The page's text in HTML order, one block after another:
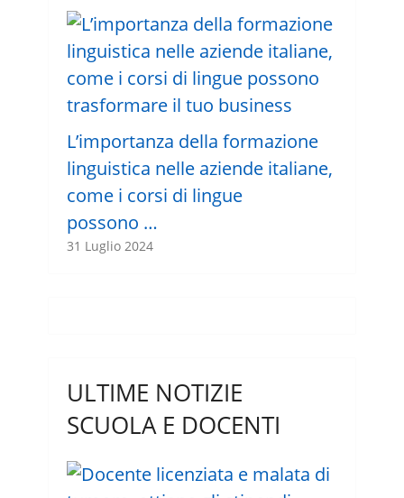
L’importanza della formazione
linguistica nelle aziende italiane,
come i corsi di lingue
possono …
31 Luglio 2024
ULTIME NOTIZIE
SCUOLA E DOCENTI